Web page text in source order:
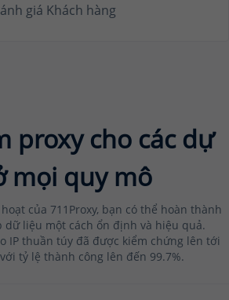
giá Khách hàng
proxy cho các dự
mọi quy mô
của 711Proxy, bạn có thể hoàn thành
dữ liệu một cách ổn định và hiệu quả.
IP thuần túy đã được kiểm chứng lên tới
tỷ lệ thành công lên đến 99.7%.